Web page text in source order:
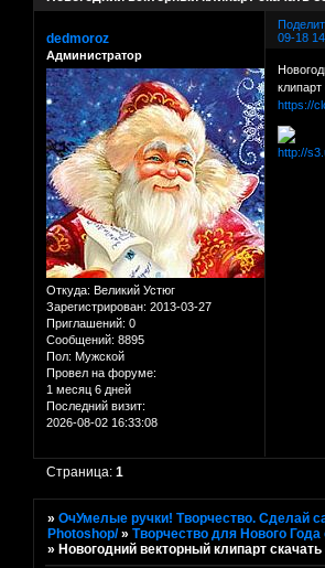
09-18
dedmoroz
Администратор
Откуда: Великий Устюг
Зарегистрирован: 2013-03-27
Приглашений: 0
Сообщений: 8895
Пол: Мужской
Провел на форуме:
1 месяц 6 дней
Последний визит:
2026-08-02 16:33:08
клипарт
https://
Страница:1
»ОчУмелые ручки! Творчество. Сделай
Photoshop/ »Творчество для Нового Года
»Новогодний векторный клипарт